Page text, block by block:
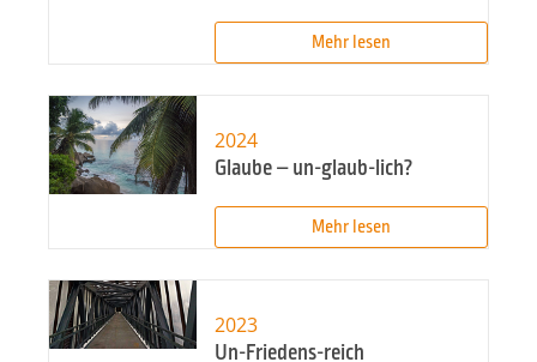
Mehr lesen
2024
Glaube – un-glaub-lich?
Mehr lesen
2023
Un-Friedens-reich